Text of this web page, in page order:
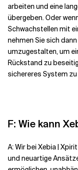
arbeiten und eine
übergeben. Oder
Schwachstellen mit
nehmen Sie sich
umzugestalten, um
Rückstand zu
sichereres System
F: Wie kann
A: Wir bei Xebia |
und neuartige